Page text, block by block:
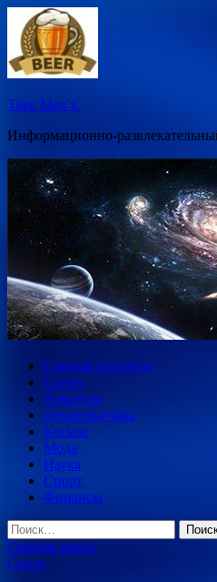
Перейти
содержимому
Time Men`s.
Информационно-
Главная страница
Games
Алкоголь
Демотиваторы
Космос
Мода
Наука
Спорт
Финансы
Найти:
Главное меню
Спорт